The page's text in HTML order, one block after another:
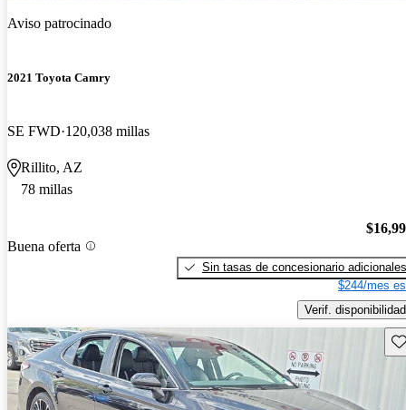
Aviso patrocinado
2021 Toyota Camry
SE FWD 120,038 millas
Rillito, AZ
78 millas
Buena oferta
Sin tasas de concesionario adicionales
$244/mes
Verif. disponibilidad